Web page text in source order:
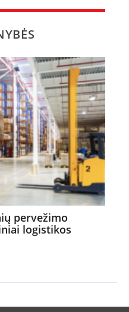
pervežimo
logistikos